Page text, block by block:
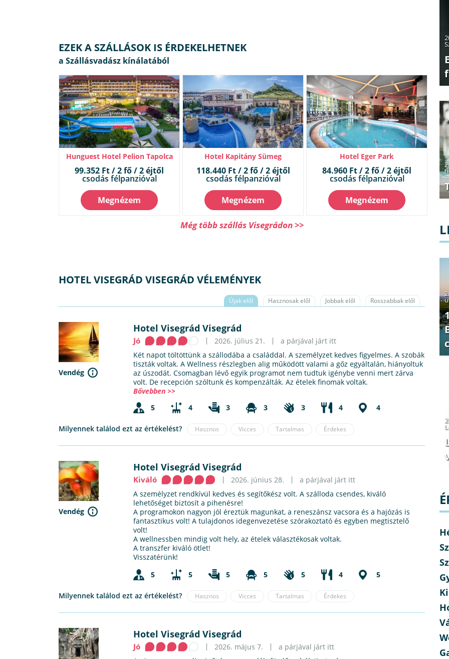
EZEK A SZÁLLÁSOK IS ÉRDEKELHETNEK
Hunguest Hotel Pelion Tapolca
99.352 Ft / 2 fő / 2 éjtől
csodás félpanzióval
Megnézem
Hotel Kapitány Sümeg
118.440 Ft / 2 fő / 2 éjtől
csodás félpanzióval
Megnézem
Hotel Eger Park
84.960 Ft / 2 fő / 2 éjtől
csodás félpanzióval
Megnézem
Még több szállás Visegrádon >>
HOTEL VISEGRÁD VISEGRÁD VÉLEMÉNYEK
Újak elől Hasznosak elől Jobbak elől Rosszabbak elől
Vendég
Hotel Visegrád Visegrád
Jó 2026. július 21.
a párjával járt itt
Két napot töltöttünk a szállodába a családdal. A személyzet kedves figyelmes. A szobák
tiszták voltak. A Wellness részlegben alig működött valami a gőz egyáltalán, hiányoltuk
az úszodát. Csomagban lévő egyik programot nem tudtuk igénybe venni mert zárva
volt. De recepción szóltunk és kompenzálták. Az ételek finomak voltak.
Bővebben >>
5
4 3 3 3 4 4
Milyennek találod ezt az értékelést? Hasznos Vicces Tartalmas Érdekes
Vendég
Hotel Visegrád Visegrád
Kiváló 2026. június 28.
a párjával járt itt
A személyzet rendkívül kedves és segítőkész volt. A szálloda csendes, kiváló
lehetőséget biztosít a pihenésre!
A programokon nagyon jól éreztük magunkat, a reneszánsz vacsora és a hajózás is
fantasztikus volt! A tulajdonos idegenvezetése szórakoztató és egyben megtisztelő
volt!
A wellnessben mindig volt hely, az ételek választékosak voltak.
A transzfer kiváló ötlet!
Visszatérünk!
5
5 5 5 5 4 5
Milyennek találod ezt az értékelést? Hasznos Vicces Tartalmas Érdekes
Hotel Visegrád Visegrád
Jó 2026. május 7.
a párjával járt itt